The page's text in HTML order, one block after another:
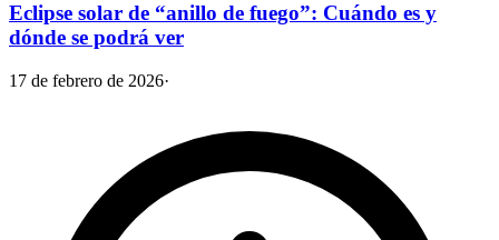
Eclipse solar de “anillo de fuego”: Cuándo es y
dónde se podrá ver
17 de febrero de 2026·